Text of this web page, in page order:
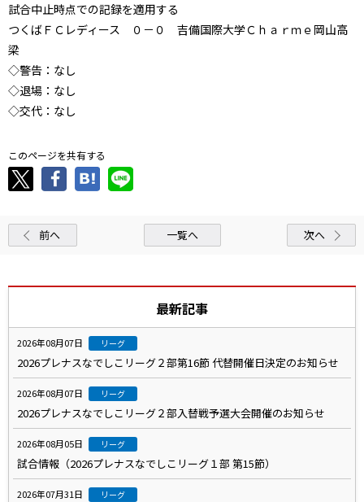
試合中止時点での記録を適用する
つくばＦＣレディース ０－０ 吉備国際大学Ｃｈａｒｍｅ岡山高
梁
◇警告：なし
◇退場：なし
◇交代：なし
このページを共有する
前へ 一覧へ 次へ
最新記事
2026年08月07日 リーグ
2026プレナスなでしこリーグ２部第16節 代替開催日決定のお知らせ
2026年08月07日 リーグ
2026プレナスなでしこリーグ２部入替戦予選大会開催のお知らせ
2026年08月05日 リーグ
試合情報（2026プレナスなでしこリーグ１部 第15節）
2026年07月31日 リーグ